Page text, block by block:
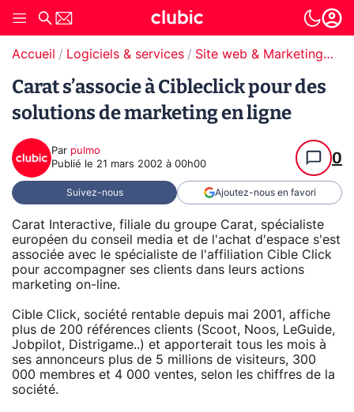
Accueil Logiciels & services Site web & Marketing Digital
Carat s’associe à Cibleclick pour des
solutions de marketing en ligne
Par pulmo
Publié le 21 mars 2002 à 00h00 0
Suivez-nous Ajoutez-nous en favori
Carat Interactive, filiale du groupe Carat, spécialiste
européen du conseil media et de l'achat d'espace s'est
associée avec le spécialiste de l'affiliation Cible Click
pour accompagner ses clients dans leurs actions
marketing on-line.
Cible Click, société rentable depuis mai 2001, affiche
plus de 200 références clients (Scoot, Noos, LeGuide,
Jobpilot, Distrigame..) et apporterait tous les mois à
ses annonceurs plus de 5 millions de visiteurs, 300
000 membres et 4 000 ventes, selon les chiffres de la
société.